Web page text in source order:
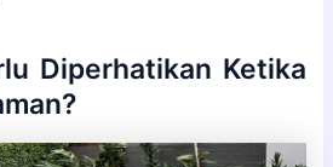
Diperhatikan Ketika